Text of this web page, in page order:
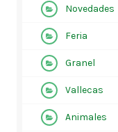
Novedades
Feria
Granel
Vallecas
Animales